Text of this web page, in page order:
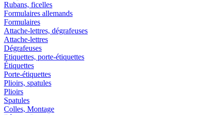
Rubans, ficelles
Formulaires allemands
Formulaires
Attache-lettres, dégrafeuses
Attache-lettres
Dégrafeuses
Etiquettes, porte-étiquettes
Étiquettes
Porte-étiquettes
Plioirs, spatules
Plioirs
Spatules
Colles, Montage